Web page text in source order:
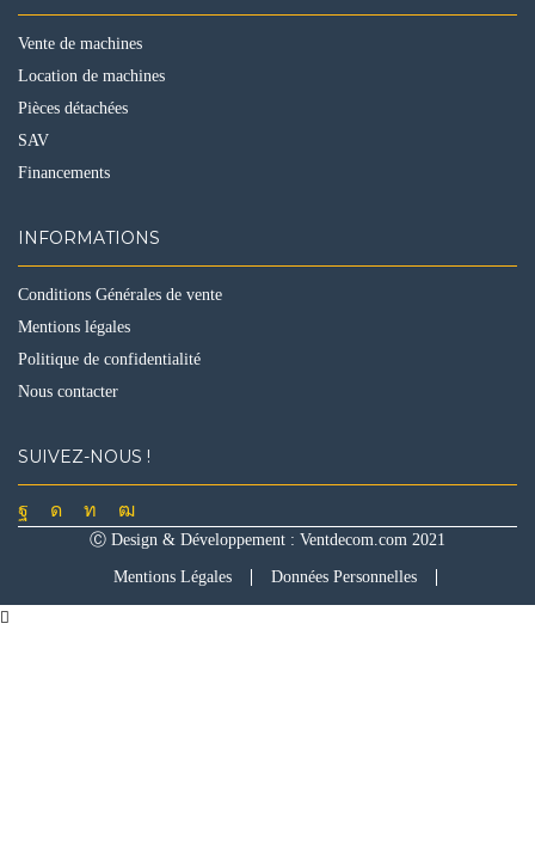
Vente de machines
Location de machines
Pièces détachées
SAV
Financements
INFORMATIONS
Conditions Générales de vente
Mentions légales
Politique de confidentialité
Nous contacter
SUIVEZ-NOUS !
Facebook
Instagram
LinkedinYoutube
Ⓒ Design & Développement : Ventdecom.com 2021
Mentions Légales Données Personnelles